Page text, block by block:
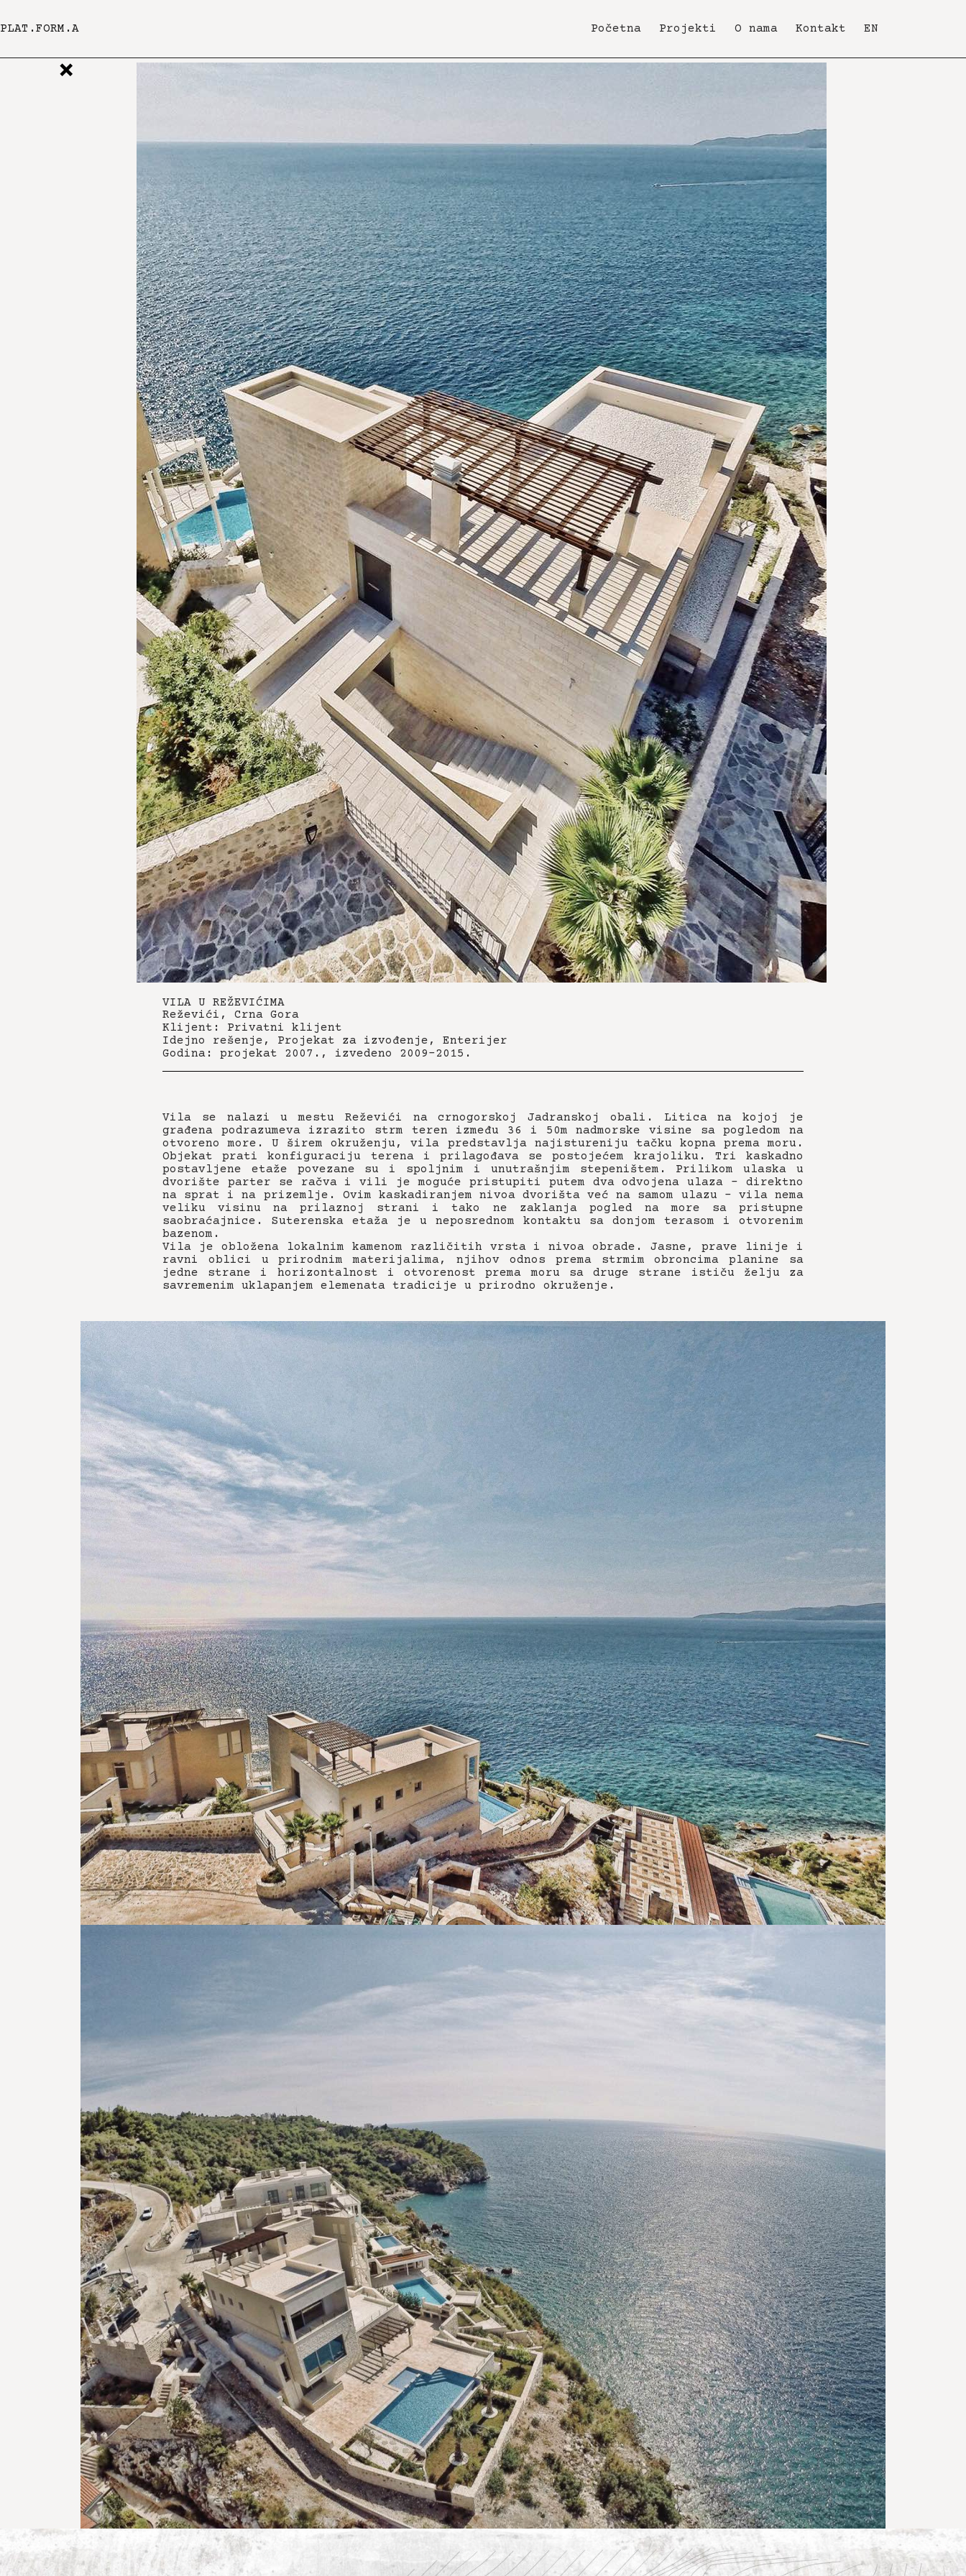
PLAT.FORM.A Početna Projekti O nama Kontakt EN
VILA U REŽEVIĆIMA
Reževići, Crna Gora
Klijent: Privatni klijent
Idejno rešenje, Projekat za izvođenje, Enterijer
Godina: projekat 2007., izvedeno 2009-2015.
Vila se nalazi u mestu Reževići na crnogorskoj Jadranskoj obali. Litica na kojoj je
građena podrazumeva izrazito strm teren između 36 i 50m nadmorske visine sa pogledom na
otvoreno more. U širem okruženju, vila predstavlja najistureniju tačku kopna prema moru.
Objekat prati konfiguraciju terena i prilagođava se postojećem krajoliku. Tri kaskadno
postavljene etaže povezane su i spoljnim i unutrašnjim stepeništem. Prilikom ulaska u
dvorište parter se račva i vili je moguće pristupiti putem dva odvojena ulaza – direktno
na sprat i na prizemlje. Ovim kaskadiranjem nivoa dvorišta već na samom ulazu – vila nema
veliku visinu na prilaznoj strani i tako ne zaklanja pogled na more sa pristupne
saobraćajnice. Suterenska etaža je u neposrednom kontaktu sa donjom terasom i otvorenim
bazenom.
Vila je obložena lokalnim kamenom različitih vrsta i nivoa obrade. Jasne, prave linije i
ravni oblici u prirodnim materijalima, njihov odnos prema strmim obroncima planine sa
jedne strane i horizontalnost i otvorenost prema moru sa druge strane ističu želju za
savremenim uklapanjem elemenata tradicije u prirodno okruženje.